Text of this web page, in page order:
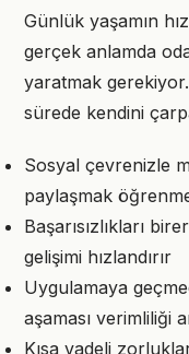
Günlük yaşamın
gerçek anlamda
yaratmak gerekiyor.
sürede kendini
Sosyal çevrenizle
paylaşmak
Başarısızlıkları
gelişimi hızlandırır
Uygulamaya
aşaması verimliliği
Kısa vadeli